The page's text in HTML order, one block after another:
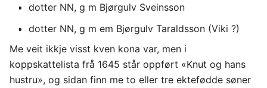
dotter NN, g m Bjørgulv Sveinsson
dotter NN, g m em Bjørgulv Taraldsson (Viki ?)
Me veit ikkje visst kven kona var, men i
koppskattelista frå 1645 står oppført «Knut og hans
hustru», og sidan finn me to eller tre ektefødde søner